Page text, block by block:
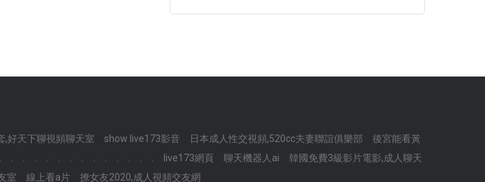
,好天下聊視頻聊天室 show live173影音 日本成人性交視頻,520cc夫妻聯誼俱樂部
後宮能看黃
live173網頁 聊天機器人ai
韓國免費3級影片電影,成人聊天
室 線上看a片 撩女友2020,成人視頻交友網